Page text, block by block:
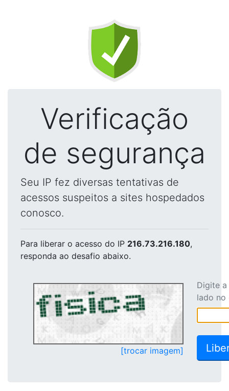
Verificação
de segurança
Seu IP fez diversas tentativas de
acessos suspeitos a sites hospedados
conosco.
Para liberar o acesso do IP 216.73.216.180,
responda ao desafio abaixo.
[trocar imagem]
Digite
lado no